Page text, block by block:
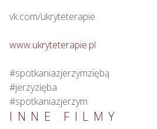
vk.com/ukryteterapie
www.ukryteterapie.pl
#spotkaniazjerzymziębą
#jerzyzięba
#spotkaniazjerzym
INNE FILMY